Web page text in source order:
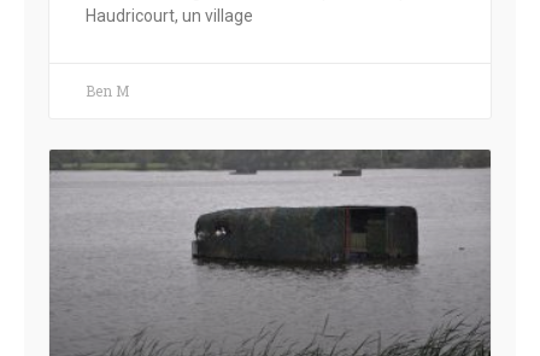
Haudricourt, un village
Ben M